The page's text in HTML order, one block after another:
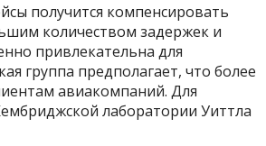
получится компенсировать
количеством задержек и
привлекательна для
группа предполагает, что более
авиакомпаний. Для
лаборатории Уиттла